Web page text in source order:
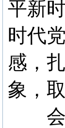
平新
时代
感，
象，
会议